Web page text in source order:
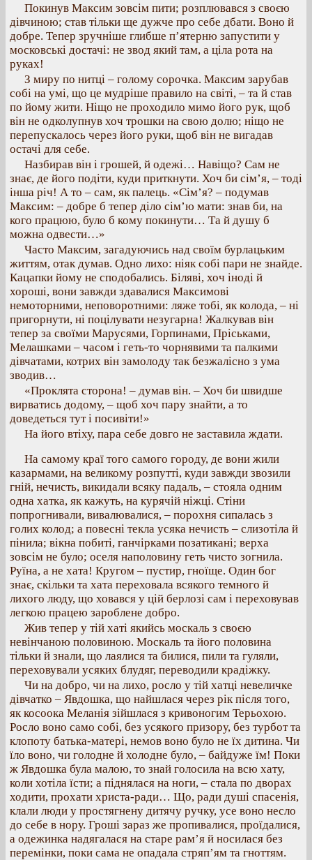
Покинув Максим зовсім пити; розплювався з своєю
дівчиною; став тільки ще дужче про себе дбати. Воно й
добре. Тепер зручніше глибше п’ятерню запустити у
московські достачі: не звод який там, а ціла рота на
руках!
З миру по нитці – голому сорочка. Максим зарубав
собі на умі, що це мудріше правило на світі, – та й став
по йому жити. Ніщо не проходило мимо його рук, щоб
він не одколупнув хоч трошки на свою долю; ніщо не
перепускалось через його руки, щоб він не вигадав
остачі для себе.
Назбирав він і грошей, й одежі… Навіщо? Сам не
знає, де його подіти, куди приткнути. Хоч би сім’я, – тоді
інша річ! А то – сам, як палець. «Сім’я? – подумав
Максим: – добре б тепер діло сім’ю мати: знав би, на
кого працюю, було б кому покинути… Та й душу б
можна одвести…»
Часто Максим, загадуючись над своїм бурлацьким
життям, отак думав. Одно лихо: ніяк собі пари не знайде.
Кацапки йому не сподобались. Біляві, хоч іноді й
хороші, вони завжди здавалися Максимові
немоторними, неповоротними: ляже тобі, як колода, – ні
пригорнути, ні поцілувати незугарна! Жалкував він
тепер за своїми Марусями, Горпинами, Пріськами,
Мелашками – часом і геть-то чорнявими та палкими
дівчатами, котрих він замолоду так безжалісно з ума
зводив…
«Проклята сторона! – думав він. – Хоч би швидше
вирватись додому, – щоб хоч пару знайти, а то
доведеться тут і посивіти!»
На його втіху, пара себе довго не заставила ждати.
На самому краї того самого городу, де вони жили
казармами, на великому розпутті, куди завжди звозили
гній, нечисть, викидали всяку падаль, – стояла одним
одна хатка, як кажуть, на курячій ніжці. Стіни
попрогнивали, вивалювалися, – порохня сипалась з
голих колод; а повесні текла усяка нечисть – слизотіла й
пінила; вікна побиті, ганчірками позатикані; верха
зовсім не було; оселя наполовину геть чисто зогнила.
Руїна, а не хата! Кругом – пустир, гноїще. Один бог
знає, скільки та хата переховала всякого темного й
лихого люду, що ховався у цій берлозі сам і переховував
легкою працею зароблене добро.
Жив тепер у тій хаті якийсь москаль з своєю
невінчаною половиною. Москаль та його половина
тільки й знали, що лаялися та билися, пили та гуляли,
переховували усяких блудяг, переводили крадіжку.
Чи на добро, чи на лихо, росло у тій хатці невеличке
дівчатко – Явдошка, що найшлася через рік після того,
як косоока Меланія зійшлася з кривоногим Терьохою.
Росло воно само собі, без усякого призору, без турбот та
клопоту батька-матері, немов воно було не їх дитина. Чи
їло воно, чи голодне й холодне було, – байдуже їм! Поки
ж Явдошка була малою, то знай голосила на всю хату,
коли хотіла їсти; а піднялася на ноги, – стала по дворах
ходити, прохати христа-ради… Що, ради душі спасенія,
клали люди у простягнену дитячу ручку, усе воно несло
до себе в нору. Гроші зараз же пропивалися, проїдалися,
а одежинка надягалася на старе рам’я й носилася без
перемінки, поки сама не опадала стряп’ям та гноттям.